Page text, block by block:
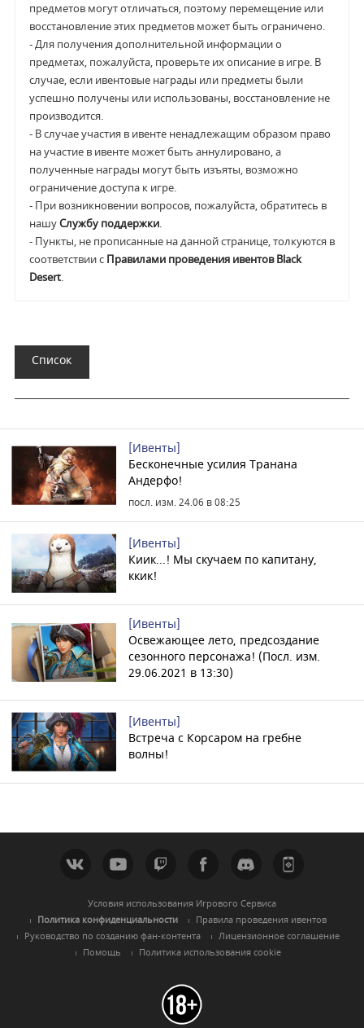
предметов могут отличаться, поэтому перемещение или
восстановление этих предметов может быть ограничено.
- Для получения дополнительной информации о
предметах, пожалуйста, проверьте их описание в игре. В
случае, если ивентовые награды или предметы были
успешно получены или использованы, восстановление не
производится.
- В случае участия в ивенте ненадлежащим образом право
на участие в ивенте может быть аннулировано, а
полученные награды могут быть изъяты, возможно
ограничение доступа к игре.
- При возникновении вопросов, пожалуйста, обратитесь в
нашуСлужбу поддержки.
- Пункты, не прописанные на данной странице, толкуются в
соответствии с Правилами проведения ивентов Black
Desert.
Список
[Ивенты]
Бесконечные усилия Транана
Андерфо!
посл. изм. 24.06 в 08:25
[Ивенты]
Киик...! Мы скучаем по капитану,
ккик!
[Ивенты]
Освежающее лето, предсоздание
сезонного персонажа! (Посл. изм.
29.06.2021 в 13:30)
[Ивенты]
Встреча с Корсаром на гребне
волны!
Условия использования Игрового Сервиса
Политика конфиденциальности
Правила проведения ивентов
Руководство по созданию фан-контента
Лицензионное соглашение
Помощь
Политика использования cookie